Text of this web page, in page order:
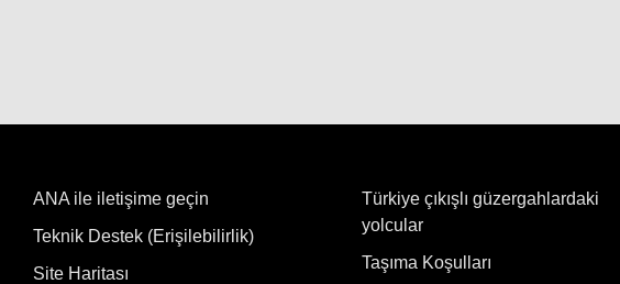
ANA ile iletişime geçin
Teknik Destek (Erişilebilirlik)
Site Haritası
Türkiye çıkışlı güzergahlardaki
yolcular
Taşıma Koşulları